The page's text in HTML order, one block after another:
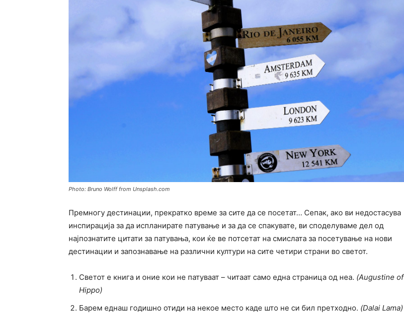
Photo: Bruno Wolff from Unsplash.com
Премногу дестинации, прекратко време за сите да се посетат… Сепак, ако ви недостасува
инспирација за да испланирате патување и за да се спакувате, ви споделуваме дел од
најпознатите цитати за патувања, кои ќе ве потсетат на смислата за посетување на нови
дестинации и запознавање на различни култури на сите четири страни во светот.
Светот е книга и оние кои не патуваат – читаат само една страница од неа. (Augustine of
Hippo)
Барем еднаш годишно отиди на некое место каде што не си бил претходно. (Dalai Lamа)